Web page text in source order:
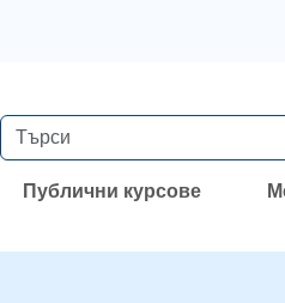
Публични курсове